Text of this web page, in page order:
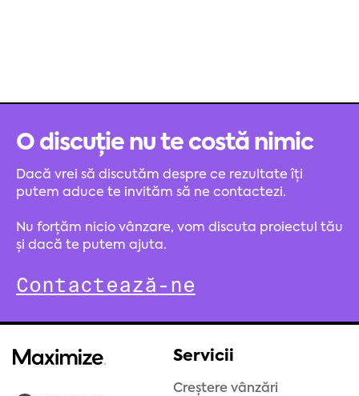
O discuție nu te costă nimic
Dacă vrei să discutăm despre ce rezultate îți
putem aduce te invităm să ne contactezi.
Nu forțăm nicio vânzare, vom discuta proiectul tău
și dacă te putem ajuta.
Contactează-ne
Servicii
Creștere vânzări